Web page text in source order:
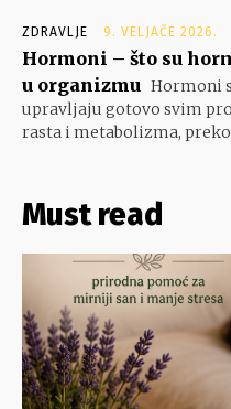
ZDRAVLJE 9. VELJAČE 2026.
Hormoni – što su
u organizmu Hormoni
upravljaju gotovo svim
rasta i metabolizma, preko
Must read